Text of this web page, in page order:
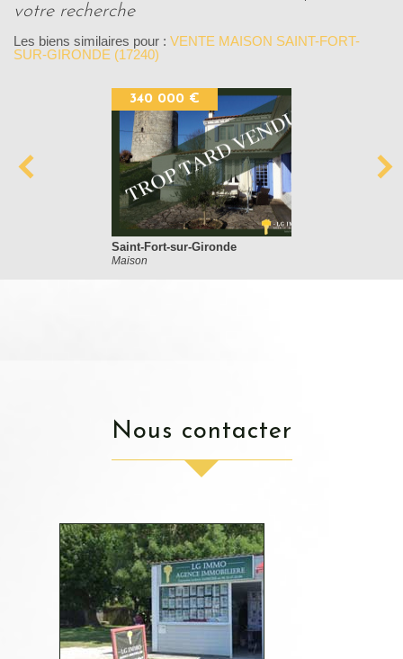
votre recherche
Les biens similaires pour : VENTE MAISON SAINT-FORT-
SUR-GIRONDE (17240)
340 000 €
Saint-Fort-sur-Gironde
Maison
nous contacter